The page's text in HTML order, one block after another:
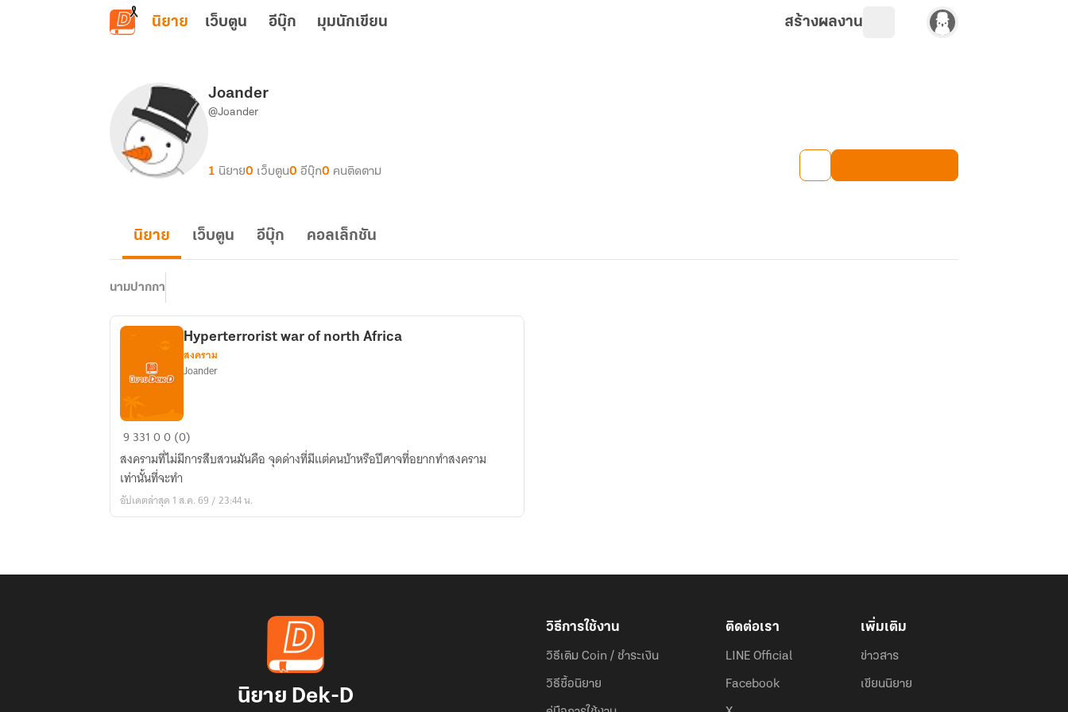
ข้ามไปยังเนื้อหาหลัก
นิยาย เว็บตูน อีบุ๊ก มุมนักเขียน สร้างผลงาน
Joander
@Joander
1 นิยาย0 เว็บตูน0 อีบุ๊ก0 คนติดตาม
นิยาย เว็บตูน อีบุ๊ก คอลเล็กชัน
นามปากกา
Hyperterrorist
of
north
Africa
Hyperterrorist war of north Africa
สงคราม
Joander
9 33100 (0)
สงครามที่ไม่มีการสืบสวนมันคือ จุดด่างที่มีแต่คนบ้าหรือปีศาจที่อยากทำสงคราม
เท่านั้นที่จะทำ
อัปเดตล่าสุด 1 ส.ค. 69 / 23:44 น.
นิยาย Dek-D
วิธีการใช้งาน
วิธีเติม Coin / ชำระเงิน
วิธีซื้อนิยาย
ติดต่อเรา
LINE Official
Facebook
เพิ่มเติม
ข่าวสาร
เขียนนิยาย